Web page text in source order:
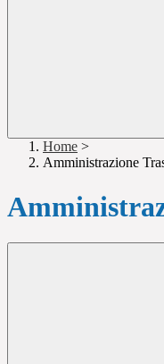
Home >
Amministrazione